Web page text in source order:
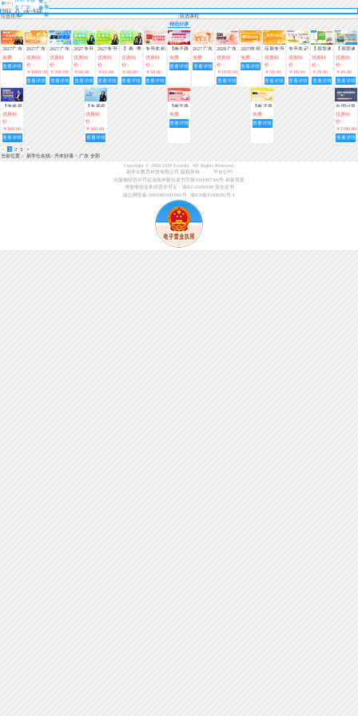
本 广东
登
录导
航
综合排序
筛选课程
精选好课
2027广东
专升本考
情分析
+备考指
免费
查看详情
2027广东
专升本全
科畅学班
优惠特
价：
￥1099.00
查看详情
2027广东
专升本基
础录播课
优惠特
价：
￥399.00
查看详情
2027专升
本春季
班-0基础
入门（数
学）【直
播+录
优惠特
价：
￥69.00
查看详情
2027专升
本春季
班-0基础
入门（英
语）【直
播+录
播】
优惠特
价：
￥69.00
查看详情
【春季
班】2027
专升本春
季班-0基
础入门
（语文）
优惠特
价：
￥49.00
查看详情
专升本初
级入门英
语教材
优惠特
价：
￥58.00
查看详情
【电子题
库】2027
广东专升
本时事政
免费
查看详情
2027广东
专升本免
费体验课
免费
查看详情
2028广东
专升本全
科畅学班
（英语
+政治理
论）
优惠特
价：
￥1199.00
查看详情
2027统招
专升本40
天速记专
升本单词
免费
查看详情
应届专升
本初级入
门（英
语）视频
+资料
优惠特
价：
￥59.90
查看详情
专升本记
单词—
(趣味小
课堂)
优惠特
价：
￥19.90
查看详情
【现货速
发】全国
专升本英
语词汇一
本好词
优惠特
价：
￥29.90
查看详情
【现货速
发】专升
本考试英
语写作范
文指南
优惠特
价：
￥49.00
查看详情
【专项提
分】专升
本英语阅
读专项训
练营
优惠特
价：
￥169.00
查看详情
【专项提
分】专升
本英语写
作专项课
英语作文
课
优惠特
价：
￥169.00
查看详情
【电子题
库】2027
广东专升
本基础必
免费
查看详情
【电子题
库】2027
广东专升
本基础必
免费
查看详情
全国计算
机等级考
试二级
（WPS
Office高
级应用）
优惠特
价：
￥1999.00
查看详情
< 1 2 3
>
当前位置：易学仕在线> 升本好课 > 广东 全部
Copyright © 2018-2024 Exueshi. All Rights Reserved.
易学仕教育科技有限公司 版权所有
平台公约
出版物经营许可证渝南岸新出发书字第5001087306号
刷新页面
增值电信业务经营许可证：渝B2-20200188 安全证书
渝公网安备 50010802003061号
渝ICP备15008282号-1